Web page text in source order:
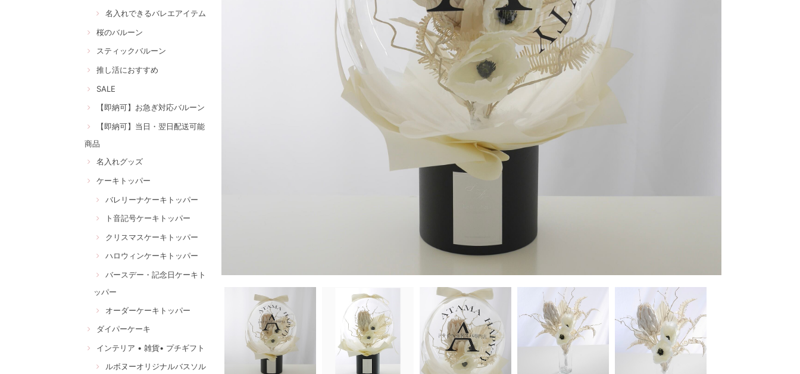
名入れできるバレエアイテム
桜のバルーン
スティックバルーン
推し活におすすめ
SALE
【即納可】お急ぎ対応バルーン
【即納可】当日・翌日配送可能
商品
名入れグッズ
ケーキトッパー
バレリーナケーキトッパー
ト音記号ケーキトッパー
クリスマスケーキトッパー
ハロウィンケーキトッパー
バースデー・記念日ケーキト
ッパー
オーダーケーキトッパー
ダイパーケーキ
インテリア • 雑貨• プチギフト
ルボヌーオリジナルバスソル